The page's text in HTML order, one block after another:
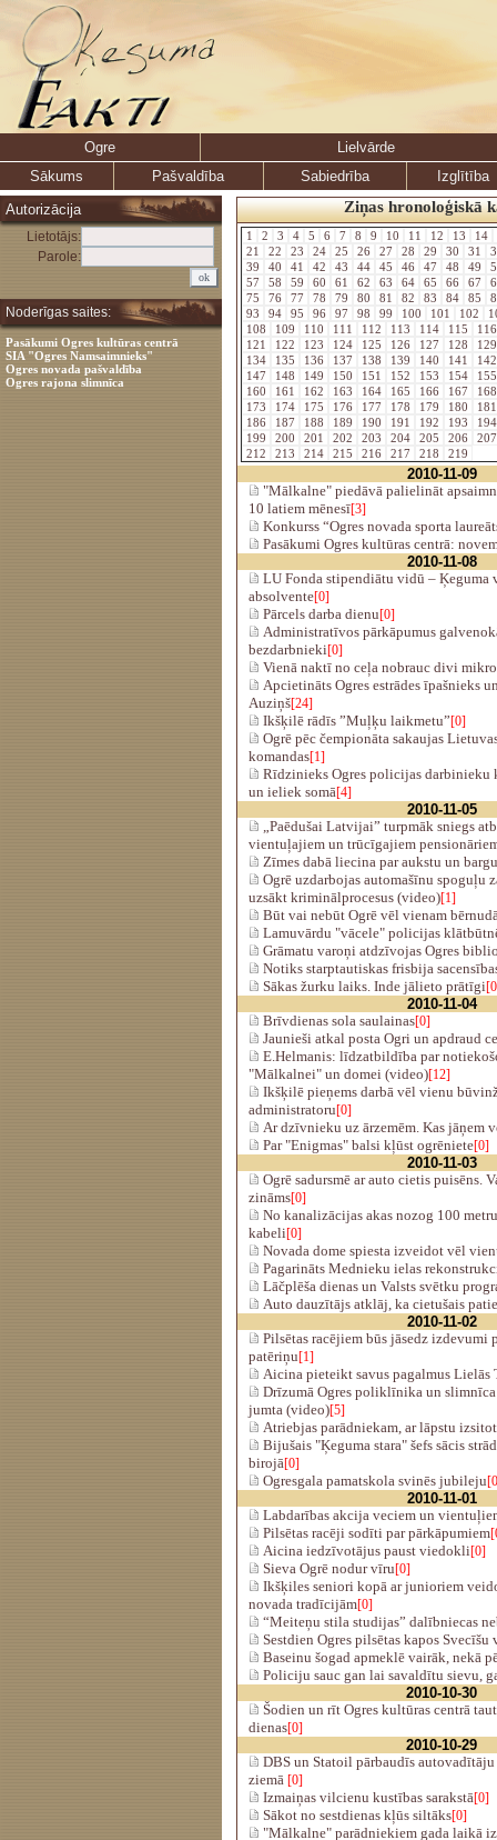
Ogre
Lielvārde
Sākums
Pašvaldība Sabiedrība
Izglītība
Autorizācija
Lietotājs:
Parole:
Noderīgas saites:
Pasākumi Ogres kultūras centrā
SIA "Ogres Namsaimnieks"
Ogres novada pašvaldība
Ogres rajona slimnīca
Ziņas hronoloģiskā
1 2 3 4 5 6 7 8 9 10 11 12 13 14
21
22 23 24 25 26 27 28 29 30 31
39
40 41 42 43 44 45 46 47 48 49
57
58 59 60 61 62 63 64 65 66 67
75
76 77 78 79 80 81 82 83 84 85
93
94 95 96 97 98 99 100 101 102
108
109 110 111 112 113 114 115
121
122 123 124 125 126 127 128
134
135 136 137 138 139 140 141
147
148 149 150 151 152 153 154
160
161 162 163 164 165 166 167
173
174 175 176 177 178 179 180
186
187 188 189 190 191 192 193
199
200 201 202 203 204 205 206
212
213 214 215 216 217 218 219
2010-11-09
"Mālkalne" piedāvā palielināt
10 latiem mēnesī[3]
Konkurss “Ogres novada sporta
­Pasākumi Ogres kultūras centrā:
2010-11-08
LU Fonda stipendiātu vidū – Ķeguma
absolvente[0]
Pārcels darba dienu[0]
Administratīvos pārkāpumus
bezdarbnieki[0]
Vienā naktī no ceļa nobrauc divi
Apcietināts Ogres estrādes īpašnieks
Auziņš[24]
Ikšķilē rādīs ”Muļķu laikmetu”[0]
Ogrē pēc čempionāta sakaujas
komandas[1]
Rīdzinieks Ogres policijas darbinieku
un ieliek somā[4]
2010-11-05
„Paēdušai Latvijai” turpmāk sniegs
vientuļajiem un trūcīgajiem
Zīmes dabā liecina par aukstu un
Ogrē uzdarbojas automašīnu spoguļu
uzsākt kriminālprocesus (video)[1]
Būt vai nebūt Ogrē vēl vienam
Lamuvārdu "vācele" policijas
Grāmatu varoņi atdzīvojas Ogres
Notiks starptautiskas frisbija
Sākas žurku laiks. Inde jālieto prātīgi
2010-11-04
Brīvdienas sola saulainas[0]
Jaunieši atkal posta Ogri un apdraud
E.Helmanis: līdzatbildība par
"Mālkalnei" un domei (video)[12]
Ikšķilē pieņems darbā vēl vienu
administratoru[0]
Ar dzīvnieku uz ārzemēm. Kas jāņem
Par "Enigmas" balsi kļūst ogrēniete[0]
2010-11-03
Ogrē sadursmē ar auto cietis puisēns.
zināms[0]
No kanalizācijas akas nozog 100
kabeli[0]
Novada dome spiesta izveidot vēl
Pagarināts Mednieku ielas
Lāčplēša dienas un Valsts svētku
Auto dauzītājs atklāj, ka cietušais
2010-11-02
Pilsētas racējiem būs jāsedz izdevumi
patēriņu[1]
Aicina pieteikt savus pagalmus Lielās
Drīzumā Ogres poliklīnika un slimnīca
jumta (video)[5]
Atriebjas parādniekam, ar lāpstu
Bijušais "Ķeguma stara" šefs sācis
birojā[0]
Ogresgala pamatskola svinēs jubileju
2010-11-01
Labdarības akcija veciem un
Pilsētas racēji sodīti par pārkāpumiem
Aicina iedzīvotājus paust viedokli[0]
Sieva Ogrē nodur vīru[0]
Ikšķiles seniori kopā ar junioriem
novada tradīcijām[0]
“Meiteņu stila studijas” dalībniecas
Sestdien Ogres pilsētas kapos Svecīšu
Baseinu šogad apmeklē vairāk, nekā
Policiju sauc gan lai savaldītu sievu,
2010-10-30
Šodien un rīt Ogres kultūras centrā
dienas[0]
2010-10-29
DBS un Statoil pārbaudīs
ziemā [0]
Izmaiņas vilcienu kustības sarakstā[0]
Sākot no sestdienas kļūs siltāks[0]
"Mālkalne" parādniekiem gada laikā